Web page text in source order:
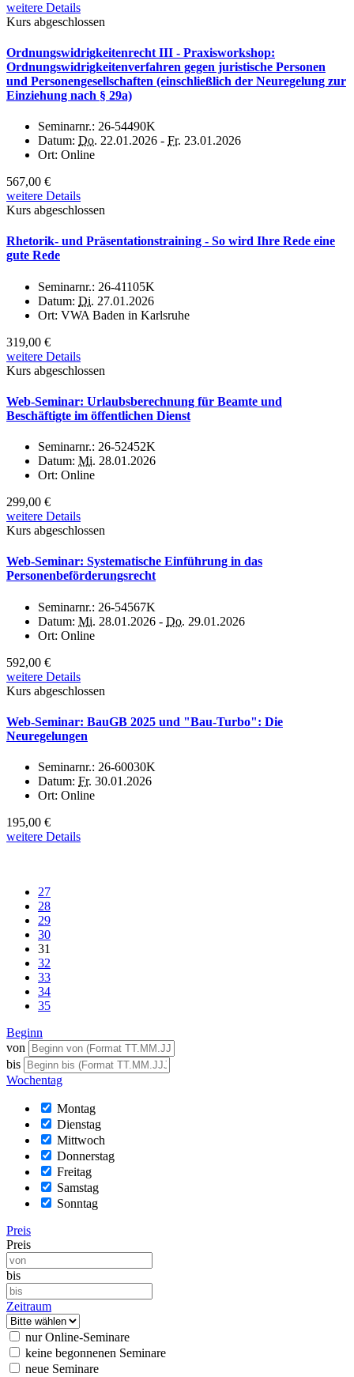
weitere Details
Kurs abgeschlossen
Ordnungswidrigkeitenrecht III - Praxisworkshop:
Ordnungswidrigkeitenverfahren gegen juristische Personen
und Personengesellschaften (einschließlich der Neuregelung zur
Einziehung nach § 29a)
Seminarnr.: 26-54490K
Datum: Do. 22.01.2026 - Fr. 23.01.2026
Ort: Online
567,00 €
weitere Details
Kurs abgeschlossen
Rhetorik- und Präsentationstraining - So wird Ihre Rede eine
gute Rede
Seminarnr.: 26-41105K
Datum: Di. 27.01.2026
Ort: VWA Baden in Karlsruhe
319,00 €
weitere Details
Kurs abgeschlossen
Web-Seminar: Urlaubsberechnung für Beamte und
Beschäftigte im öffentlichen Dienst
Seminarnr.: 26-52452K
Datum: Mi. 28.01.2026
Ort: Online
299,00 €
weitere Details
Kurs abgeschlossen
Web-Seminar: Systematische Einführung in das
Personenbeförderungsrecht
Seminarnr.: 26-54567K
Datum: Mi. 28.01.2026 - Do. 29.01.2026
Ort: Online
592,00 €
weitere Details
Kurs abgeschlossen
Web-Seminar: BauGB 2025 und "Bau-Turbo": Die
Neuregelungen
Seminarnr.: 26-60030K
Datum: Fr. 30.01.2026
Ort: Online
195,00 €
weitere Details
27
28
29
30
31
32
33
34
35
Beginn
von
bis
Wochentag
Montag
Dienstag
Mittwoch
Donnerstag
Freitag
Samstag
Sonntag
Preis
Preis
bis
Zeitraum
nur Online-Seminare
keine begonnenen Seminare
neue Seminare